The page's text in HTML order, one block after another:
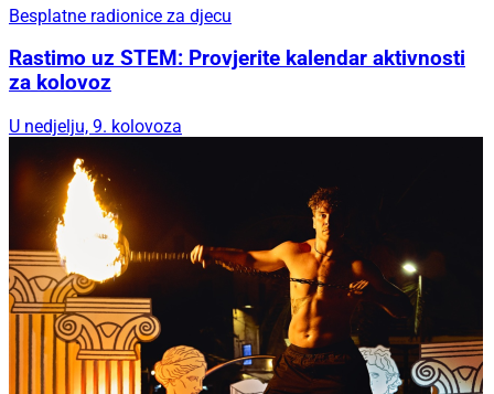
Besplatne radionice za djecu
Rastimo uz STEM: Provjerite kalendar aktivnosti
za kolovoz
U nedjelju, 9. kolovoza